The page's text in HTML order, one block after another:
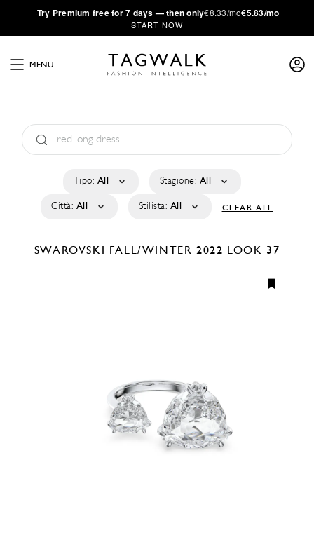
·Try Premium free for 7 days — then only€8.33/mo€5.83/mo
START NOW
MENU
Tipo: All Stagione: All
Città: All Stilista: All CLEAR ALL
SWAROVSKI FALL/WINTER 2022 LOOK 37